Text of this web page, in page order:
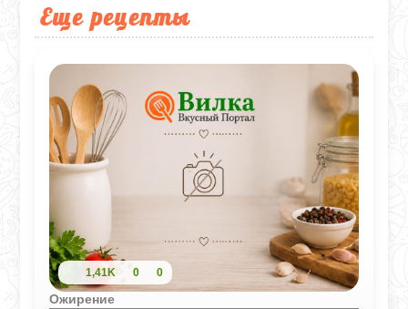
Еще рецепты
1,41K 0 0
Ожирение